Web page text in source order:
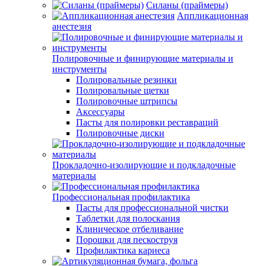
Силаны (праймеры)
Аппликационная
анестезия
Полировочные и финирующие материалы и
инструменты
Полировальные резинки
Полировальные щетки
Полировочные штрипсы
Аксессуары
Пасты для полировки реставраций
Полировочные диски
Прокладочно-изолирующие и подкладочные
материалы
Профессиональная профилактика
Пасты для профессиональной чистки
Таблетки для полоскания
Клиническое отбеливание
Порошки для пескоструя
Профилактика кариеса